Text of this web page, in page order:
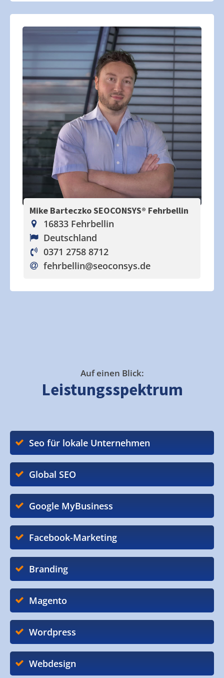
Mike Barteczko SEOCONSYS® Fehrbellin
16833 Fehrbellin
Deutschland
0371 2758 8712
fehrbellin@seoconsys.de
Auf einen Blick:
Leistungsspektrum
Seo für lokale Unternehmen
Global SEO
Google MyBusiness
Facebook-Marketing
Branding
Magento
Wordpress
Webdesign